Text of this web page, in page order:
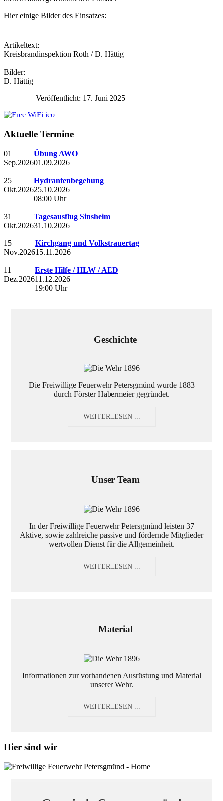
Hier einige Bilder des Einsatzes:
Artikeltext:
Kreisbrandinspektion Roth / D. Hättig
Bilder:
D. Hättig
Veröffentlicht: 17. Juni 2025
Aktuelle Termine
01
Sep.2026
Übung AWO
01.09.2026
25
Okt.2026
Hydrantenbegehung
25.10.2026
08:00 Uhr
31
Okt.2026
Tagesausflug Sinsheim
31.10.2026
15
Nov.2026
Kirchgang und Volkstrauertag
15.11.2026
11
Dez.2026
Erste Hilfe / HLW / AED
11.12.2026
19:00 Uhr
Geschichte
Die Freiwillige Feuerwehr Petersgmünd wurde 1883
durch Förster Habermeier gegründet.
WEITERLESEN ...
Unser Team
In der Freiwillige Feuerwehr Petersgmünd leisten 37
Aktive, sowie zahlreiche passive und fördernde Mitglieder
wertvollen Dienst für die Allgemeinheit.
WEITERLESEN ...
Material
Informationen zur vorhandenen Ausrüstung und Material
unserer Wehr.
WEITERLESEN ...
Hier sind wir